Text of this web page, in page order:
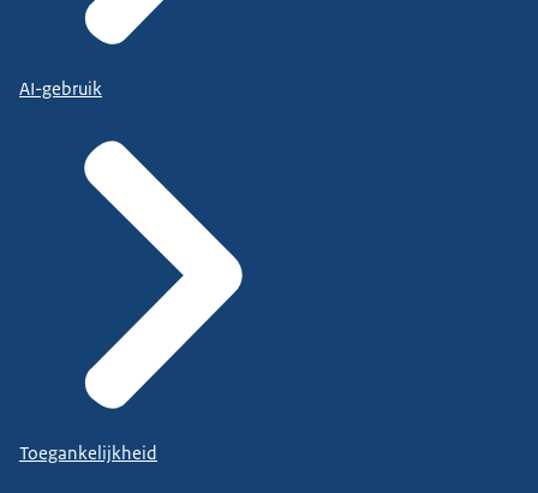
AI-gebruik
Toegankelijkheid